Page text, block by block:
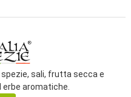
spezie, sali, frutta secca e
aromatiche.